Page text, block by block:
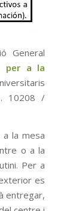
General
per a la
10208 /
la mesa
o a la
Per a
es
entregar,